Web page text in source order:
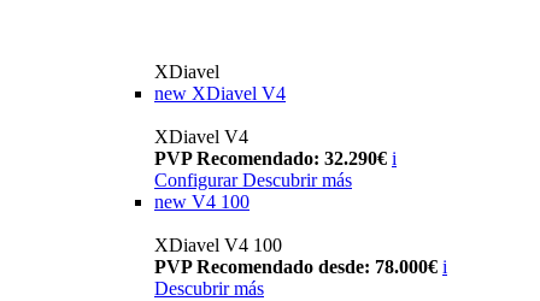
XDiavel
new XDiavel V4
XDiavel V4
PVP Recomendado: 32.290€ i
Configurar Descubrir más
new V4 100
XDiavel V4 100
PVP Recomendado desde: 78.000€ i
Descubrir más